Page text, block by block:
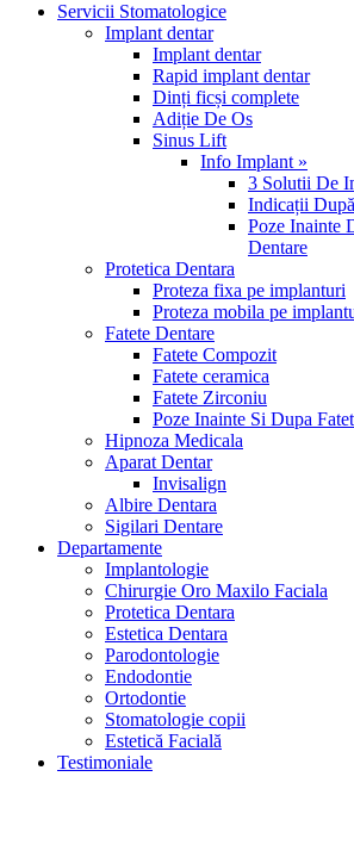
Servicii Stomatologice
Implant dentar
Implant dentar
Rapid implant dentar
Dinți ficși complete
Adiție De Os
Sinus Lift
Info Implant »
3 Solutii De
Indicații
Poze Inainte
Dentare
Protetica Dentara
Proteza fixa pe implanturi
Proteza mobila pe
Fatete Dentare
Fatete Compozit
Fatete ceramica
Fatete Zirconiu
Poze Inainte Si Dupa
Hipnoza Medicala
Aparat Dentar
Invisalign
Albire Dentara
Sigilari Dentare
Departamente
Implantologie
Chirurgie Oro Maxilo Faciala
Protetica Dentara
Estetica Dentara
Parodontologie
Endodontie
Ortodontie
Stomatologie copii
Estetică Facială
Testimoniale